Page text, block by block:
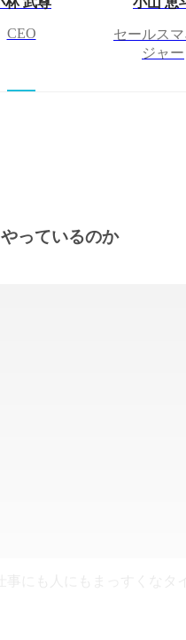
CEO
セールス
ジャー
っているのか